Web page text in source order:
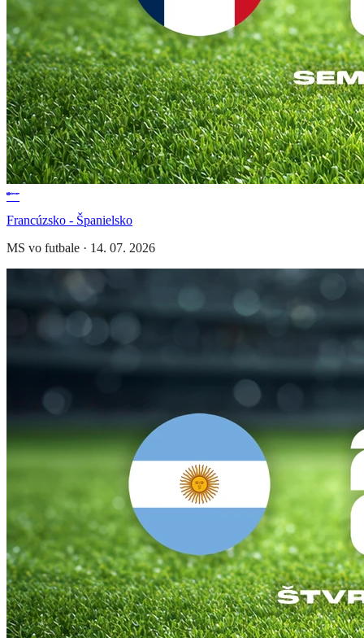
Francúzsko - Španielsko
MS vo futbale · 14. 07. 2026